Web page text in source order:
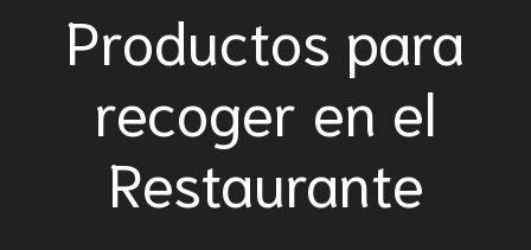
Productos para
recoger en el
Restaurante